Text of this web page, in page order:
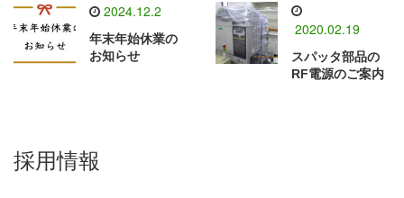
2024.12.2
年末年始休業の
お知らせ
2020.02.19
スパッタ部品の
RF電源のご案内
採用情報